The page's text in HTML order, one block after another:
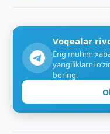
Voqealar
Eng muhim
yangiliklarni
boring.